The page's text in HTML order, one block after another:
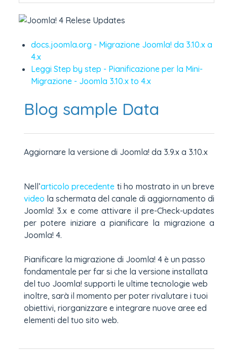
docs.joomla.org - Migrazione Joomla! da 3.10.x a
4.x
Leggi Step by step - Pianificazione per la Mini-
Migrazione - Joomla 3.10.x to 4.x
Blog sample Data
Aggiornare la versione di Joomla! da 3.9.x a 3.10.x
Nell’articolo precedente ti ho mostrato in un breve
video la schermata del canale di aggiornamento di
Joomla! 3.x e come attivare il pre-Check-updates
per potere iniziare a pianificare la migrazione a
Joomla! 4.
Pianificare la migrazione di Joomla! 4 è un passo
fondamentale per far si che la versione installata
del tuo Joomla! supporti le ultime tecnologie web
inoltre, sarà il momento per poter rivalutare i tuoi
obiettivi, riorganizzare e integrare nuove aree ed
elementi del tuo sito web.